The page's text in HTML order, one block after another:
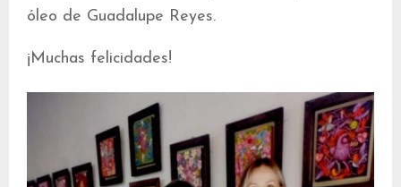
óleo de Guadalupe Reyes.
¡Muchas felicidades!